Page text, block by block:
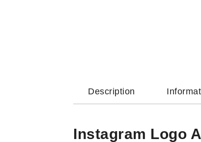
Description
Instagram Logo